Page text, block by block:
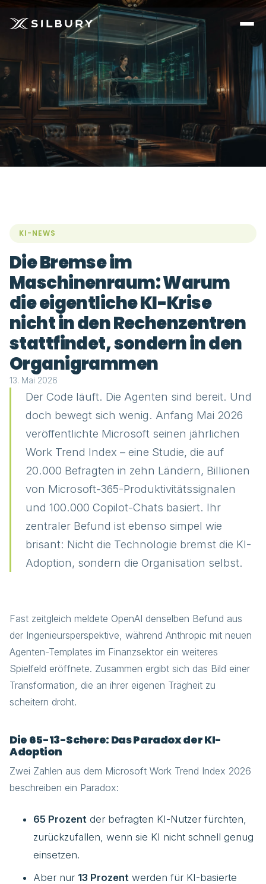
KI-NEWS
Die Bremse im
Maschinenraum: Warum
die eigentliche KI-Krise
nicht in den Rechenzentren
stattfindet, sondern in den
Organigrammen
13. Mai 2026
Der Code läuft. Die Agenten sind bereit. Und
doch bewegt sich wenig. Anfang Mai 2026
veröffentlichte Microsoft seinen jährlichen
Work Trend Index – eine Studie, die auf
20.000 Befragten in zehn Ländern, Billionen
von Microsoft-365-Produktivitätssignalen
und 100.000 Copilot-Chats basiert. Ihr
zentraler Befund ist ebenso simpel wie
brisant: Nicht die Technologie bremst die KI-
Adoption, sondern die Organisation selbst.
Fast zeitgleich meldete OpenAI denselben Befund aus
der Ingenieursperspektive, während Anthropic mit neuen
Agenten-Templates im Finanzsektor ein weiteres
Spielfeld eröffnete. Zusammen ergibt sich das Bild einer
Transformation, die an ihrer eigenen Trägheit zu
scheitern droht.
Die 65-13-Schere: Das Paradox der KI-
Adoption
Zwei Zahlen aus dem Microsoft Work Trend Index 2026
beschreiben ein Paradox:
65 Prozent der befragten KI-Nutzer fürchten,
zurückzufallen, wenn sie KI nicht schnell genug
einsetzen.
Aber nur 13 Prozent werden für KI-basierte